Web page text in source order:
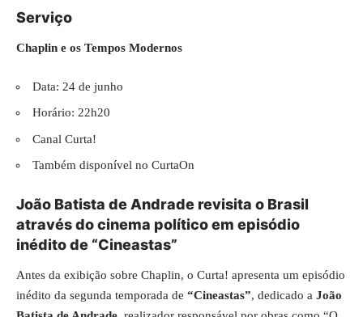
Serviço
Chaplin e os Tempos Modernos
Data: 24 de junho
Horário: 22h20
Canal Curta!
Também disponível no CurtaOn
João Batista de Andrade revisita o Brasil
através do cinema político em episódio
inédito de “Cineastas”
Antes da exibição sobre Chaplin, o Curta! apresenta um episódio
inédito da segunda temporada de “Cineastas”, dedicado a João